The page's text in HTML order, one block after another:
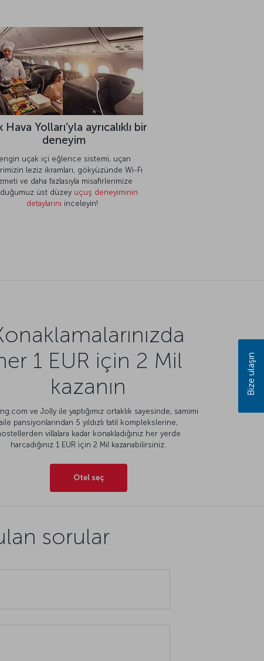
Hava Yolları’yla ayrıcalıklı bir
deneyim
uçak içi eğlence sistemi, uçan
leziz ikramları, gökyüzünde Wi-Fi
ve daha fazlasıyla misafirlerimize
üst düzey uçuş deneyiminin
detaylarını inceleyin!
1 EUR için 2 Mil
kazanın
ve Jolly ile yaptığımız ortaklık sayesinde, samimi
aile pansiyonlarından 5 yıldızlı tatil komplekslerine,
villalara kadar konakladığınız her yerde
harcadığınız 1 EUR için 2 Mil kazanabilirsiniz.
Otel seç
sorular
Bize ulaşın